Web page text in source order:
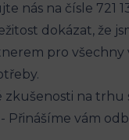
nás na čísle 721
dokázat, že
pro všechny